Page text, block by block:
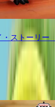
ストーリ